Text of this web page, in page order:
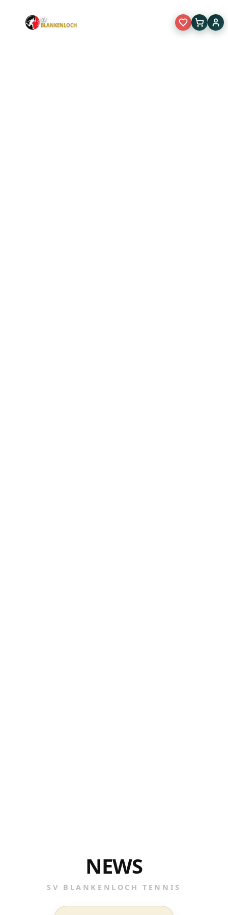
SV
BLANKENLOCH
NEWS
SV BLANKENLOCH TENNIS